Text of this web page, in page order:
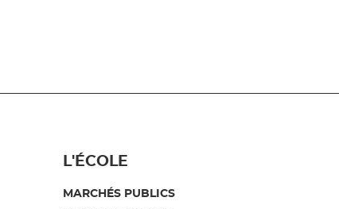
L'ÉCOLE
MARCHÉS PUBLICS